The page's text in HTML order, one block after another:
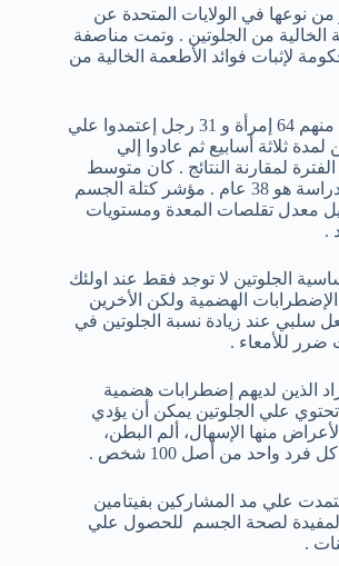
من نوعها في الولايات المتحدة عن
الخالية من الجلوتين . وتمت مناصفة
لإثبات فوائد الأطعمة الخالية من
حيث طلبوا من 95 فرد منهم 64 إمرأة و 31 رجل إعتمدوا علي
ثلاثة أسابيع ثم عادوا إلي
لمقارنة النتائج . كان متوسط
عمر المشاركين في الدراسة هو 38 عام . مؤشر كتلة الجسم
بتقليل معدل تقلصات المعدة ومستويات
.
الجلوتين لا توجد فقط عند اولئك
الإضطرابات الهضمية ولكن الأخرين
سلبي عند زيادة نسبة الجلوتين في
ضرر للأمعاء .
الذين لديهم إضطرابات هضمية
تحتوي علي الجلوتين يمكن أن يؤدي
منها الإسهال، ألم البطن،
واحد من أصل 100 شخص .
علي مد المشاركين بفيتامين
المفيدة لصحة الجسم للحصول علي
.